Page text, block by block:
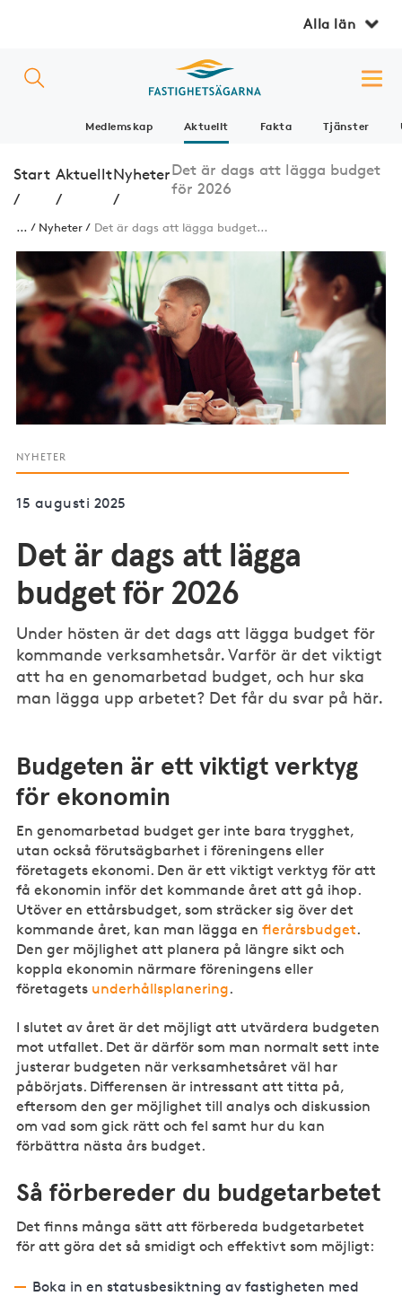
Alla län
Medlemskap Aktuellt Fakta Tjänster
Start
/
Aktuellt
/
Nyheter
/
Det är dags att lägga budget
för 2026
... Nyheter Det är dags att lägga budget...
NYHETER
15 augusti 2025
Det är dags att lägga
budget för 2026
Under hösten är det dags att lägga budget för
kommande verksamhetsår. Varför är det viktigt
att ha en genomarbetad budget, och hur ska
man lägga upp arbetet? Det får du svar på här.
Budgeten är ett viktigt verktyg
för ekonomin
En genomarbetad budget ger inte bara trygghet,
utan också förutsägbarhet i föreningens eller
företagets ekonomi. Den är ett viktigt verktyg för att
få ekonomin inför det kommande året att gå ihop.
Utöver en ettårsbudget, som sträcker sig över det
kommande året, kan man lägga enflerårsbudget.
Den ger möjlighet att planera på längre sikt och
koppla ekonomin närmare föreningens eller
företagets underhållsplanering.
I slutet av året är det möjligt att utvärdera budgeten
mot utfallet. Det är därför som man normalt sett inte
justerar budgeten när verksamhetsåret väl har
påbörjats. Differensen är intressant att titta på,
eftersom den ger möjlighet till analys och diskussion
om vad som gick rätt och fel samt hur du kan
förbättra nästa års budget.
Så förbereder du budgetarbetet
Det finns många sätt att förbereda budgetarbetet
för att göra det så smidigt och effektivt som möjligt:
Boka in en statusbesiktning av fastigheten med